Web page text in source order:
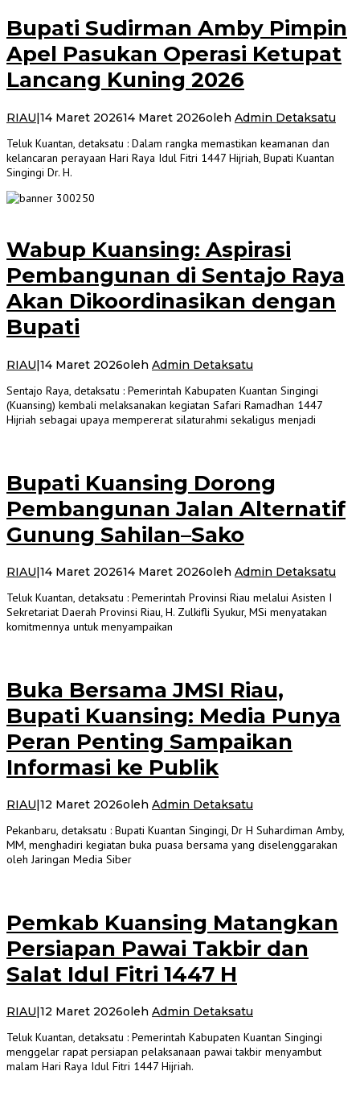
Bupati Sudirman Amby Pimpin
Apel Pasukan Operasi Ketupat
Lancang Kuning 2026
RIAU|14 Maret 202614 Maret 2026oleh Admin Detaksatu
Teluk Kuantan, detaksatu : Dalam rangka memastikan keamanan dan
kelancaran perayaan Hari Raya Idul Fitri 1447 Hijriah, Bupati Kuantan
Singingi Dr. H.
Wabup Kuansing: Aspirasi
Pembangunan di Sentajo Raya
Akan Dikoordinasikan dengan
Bupati
RIAU|14 Maret 2026oleh Admin Detaksatu
Sentajo Raya, detaksatu : Pemerintah Kabupaten Kuantan Singingi
(Kuansing) kembali melaksanakan kegiatan Safari Ramadhan 1447
Hijriah sebagai upaya mempererat silaturahmi sekaligus menjadi
Bupati Kuansing Dorong
Pembangunan Jalan Alternatif
Gunung Sahilan–Sako
RIAU|14 Maret 202614 Maret 2026oleh Admin Detaksatu
Teluk Kuantan, detaksatu : Pemerintah Provinsi Riau melalui Asisten I
Sekretariat Daerah Provinsi Riau, H. Zulkifli Syukur, MSi menyatakan
komitmennya untuk menyampaikan
Buka Bersama JMSI Riau,
Bupati Kuansing: Media Punya
Peran Penting Sampaikan
Informasi ke Publik
RIAU|12 Maret 2026oleh Admin Detaksatu
Pekanbaru, detaksatu : Bupati Kuantan Singingi, Dr H Suhardiman Amby,
MM, menghadiri kegiatan buka puasa bersama yang diselenggarakan
oleh Jaringan Media Siber
Pemkab Kuansing Matangkan
Persiapan Pawai Takbir dan
Salat Idul Fitri 1447 H
RIAU 12 Maret 2026oleh Admin Detaksatu
Teluk Kuantan, detaksatu : Pemerintah Kabupaten Kuantan Singingi
menggelar rapat persiapan pelaksanaan pawai takbir menyambut
malam Hari Raya Idul Fitri 1447 Hijriah.